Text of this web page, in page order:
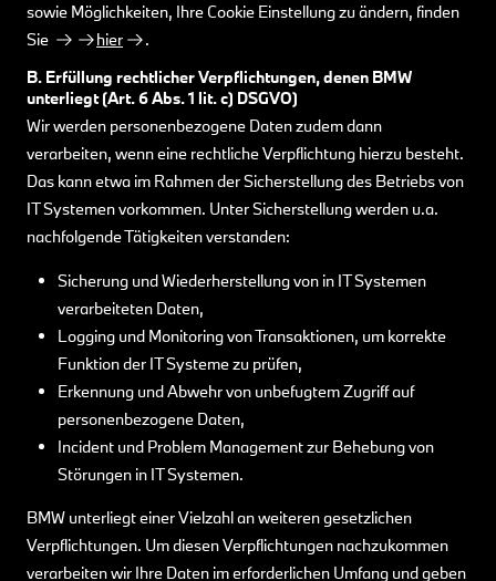
sowie Möglichkeiten, Ihre Cookie Einstellung zu ändern, finden
Sie
hier
.
B. Erfüllung rechtlicher Verpflichtungen, denen BMW
unterliegt (Art. 6 Abs. 1 lit. c) DSGVO)
Wir werden personenbezogene Daten zudem dann
verarbeiten, wenn eine rechtliche Verpflichtung hierzu besteht.
Das kann etwa im Rahmen der Sicherstellung des Betriebs von
IT Systemen vorkommen. Unter Sicherstellung werden u.a.
nachfolgende Tätigkeiten verstanden:
Sicherung und Wiederherstellung von in IT Systemen
verarbeiteten Daten,
Logging und Monitoring von Transaktionen, um korrekte
Funktion der IT Systeme zu prüfen,
Erkennung und Abwehr von unbefugtem Zugriff auf
personenbezogene Daten,
Incident und Problem Management zur Behebung von
Störungen in IT Systemen.
BMW unterliegt einer Vielzahl an weiteren gesetzlichen
Verpflichtungen. Um diesen Verpflichtungen nachzukommen
verarbeiten wir Ihre Daten im erforderlichen Umfang und geben